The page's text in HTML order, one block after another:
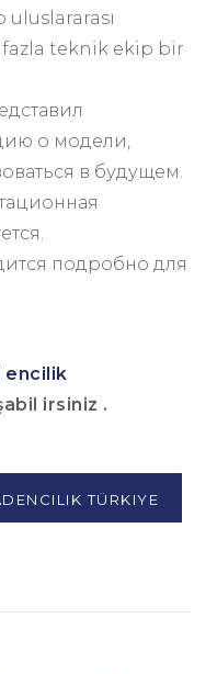
teknik ekip bir
о модели,
в будущем.
подробно для
encilik
irsiniz .
TÜRKIYE